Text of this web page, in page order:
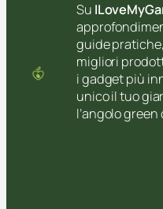
Su
guide
migliori
i gadget più
unico il tuo
l’angolo green